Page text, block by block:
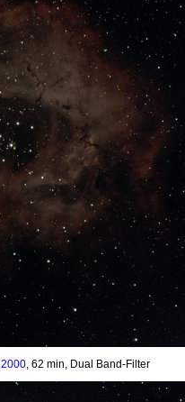
2000, 62 min, Dual Band-Filter